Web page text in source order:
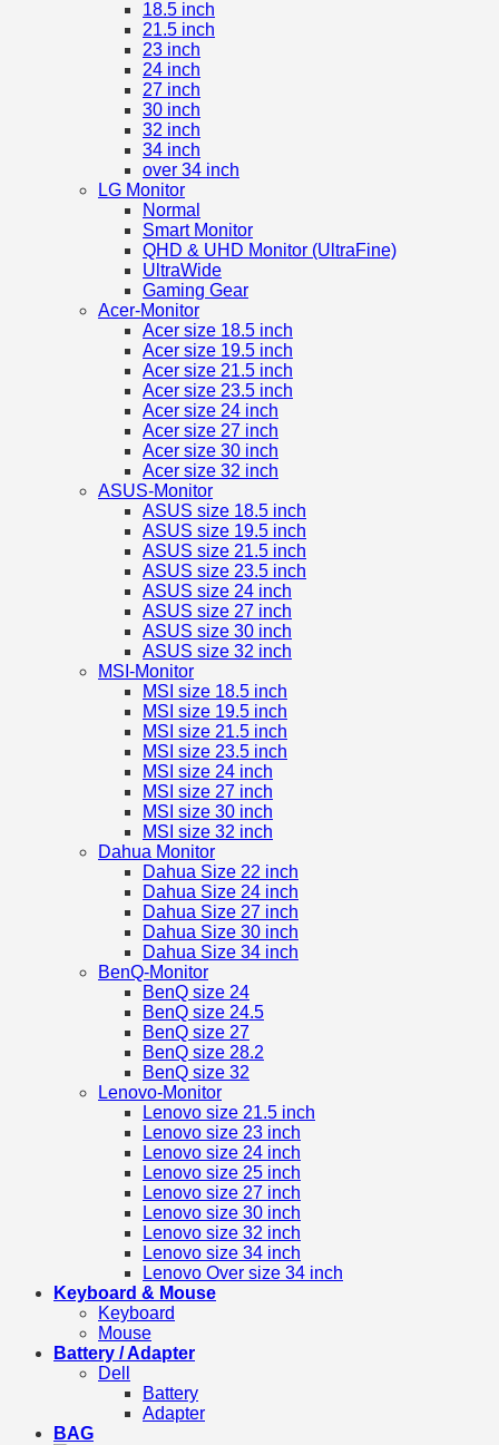
18.5 inch
21.5 inch
23 inch
24 inch
27 inch
30 inch
32 inch
34 inch
over 34 inch
LG Monitor
Normal
Smart Monitor
QHD & UHD Monitor (UltraFine)
UltraWide
Gaming Gear
Acer-Monitor
Acer size 18.5 inch
Acer size 19.5 inch
Acer size 21.5 inch
Acer size 23.5 inch
Acer size 24 inch
Acer size 27 inch
Acer size 30 inch
Acer size 32 inch
ASUS-Monitor
ASUS size 18.5 inch
ASUS size 19.5 inch
ASUS size 21.5 inch
ASUS size 23.5 inch
ASUS size 24 inch
ASUS size 27 inch
ASUS size 30 inch
ASUS size 32 inch
MSI-Monitor
MSI size 18.5 inch
MSI size 19.5 inch
MSI size 21.5 inch
MSI size 23.5 inch
MSI size 24 inch
MSI size 27 inch
MSI size 30 inch
MSI size 32 inch
Dahua Monitor
Dahua Size 22 inch
Dahua Size 24 inch
Dahua Size 27 inch
Dahua Size 30 inch
Dahua Size 34 inch
BenQ-Monitor
BenQ size 24
BenQ size 24.5
BenQ size 27
BenQ size 28.2
BenQ size 32
Lenovo-Monitor
Lenovo size 21.5 inch
Lenovo size 23 inch
Lenovo size 24 inch
Lenovo size 25 inch
Lenovo size 27 inch
Lenovo size 30 inch
Lenovo size 32 inch
Lenovo size 34 inch
Lenovo Over size 34 inch
Keyboard & Mouse
Keyboard
Mouse
Battery / Adapter
Dell
Battery
Adapter
BAG